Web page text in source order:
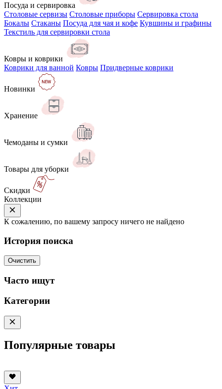
Посуда и сервировка
Столовые сервизы Столовые приборы Сервировка стола
Бокалы Стаканы Посуда для чая и кофе Кувшины и графины
Текстиль для сервировки стола
Ковры и коврики
Коврики для ванной Ковры Придверные коврики
Новинки
Хранение
Чемоданы и сумки
Товары для уборки
Скидки
Коллекции
К сожалению, по вашему запросу ничего не найдено
История поиска
Очистить
Часто ищут
Категории
Популярные товары